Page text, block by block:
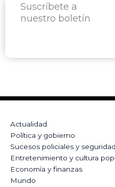
Suscríbete a
nuestro boletín
Actualidad
Política y gobierno
Sucesos policiales y
Entretenimiento y cultura
Economía y finanzas
Mundo